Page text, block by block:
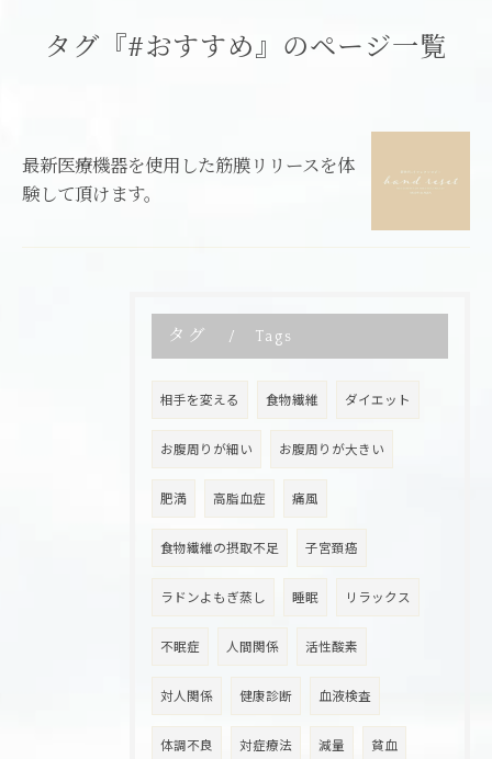
タグ『#おすすめ』のページ一覧
最新医療機器を使用した筋膜リリースを体
験して頂けます。
タグ Tags
相手を変える 食物繊維 ダイエット
お腹周りが細い お腹周りが大きい
肥満 高脂血症 痛風
食物繊維の摂取不足 子宮頚癌
ラドンよもぎ蒸し 睡眠 リラックス
不眠症 人間関係 活性酸素
対人関係 健康診断 血液検査
体調不良 対症療法 減量 貧血